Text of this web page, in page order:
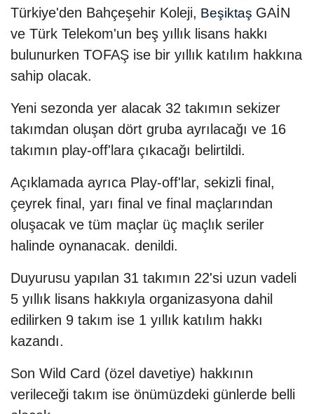
Türkiye'den Bahçeşehir Koleji, Beşiktaş GAİN
ve Türk Telekom'un beş yıllık lisans hakkı
bulunurken TOFAŞ ise bir yıllık katılım hakkına
sahip olacak.
Yeni sezonda yer alacak 32 takımın sekizer
takımdan oluşan dört gruba ayrılacağı ve 16
takımın play-off'lara çıkacağı belirtildi.
Açıklamada ayrıca Play-off'lar, sekizli final,
çeyrek final, yarı final ve final maçlarından
oluşacak ve tüm maçlar üç maçlık seriler
halinde oynanacak. denildi.
Duyurusu yapılan 31 takımın 22'si uzun vadeli
5 yıllık lisans hakkıyla organizasyona dahil
edilirken 9 takım ise 1 yıllık katılım hakkı
kazandı.
Son Wild Card (özel davetiye) hakkının
verileceği takım ise önümüzdeki günlerde belli